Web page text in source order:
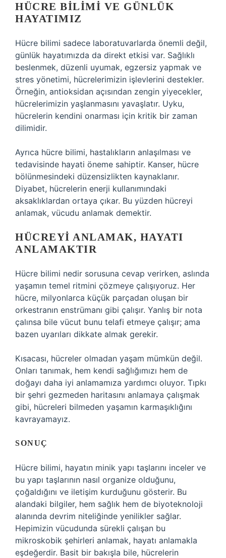
HÜCRE BILIMI VE GÜNLÜK
HAYATIMIZ
Hücre bilimi sadece laboratuvarlarda önemli değil,
günlük hayatımızda da direkt etkisi var. Sağlıklı
beslenmek, düzenli uyumak, egzersiz yapmak ve
stres yönetimi, hücrelerimizin işlevlerini destekler.
Örneğin, antioksidan açısından zengin yiyecekler,
hücrelerimizin yaşlanmasını yavaşlatır. Uyku,
hücrelerin kendini onarması için kritik bir zaman
dilimidir.
Ayrıca hücre bilimi, hastalıkların anlaşılması ve
tedavisinde hayati öneme sahiptir. Kanser, hücre
bölünmesindeki düzensizlikten kaynaklanır.
Diyabet, hücrelerin enerji kullanımındaki
aksaklıklardan ortaya çıkar. Bu yüzden hücreyi
anlamak, vücudu anlamak demektir.
HÜCREYI ANLAMAK, HAYATI
ANLAMAKTIR
Hücre bilimi nedir sorusuna cevap verirken, aslında
yaşamın temel ritmini çözmeye çalışıyoruz. Her
hücre, milyonlarca küçük parçadan oluşan bir
orkestranın enstrümanı gibi çalışır. Yanlış bir nota
çalınsa bile vücut bunu telafi etmeye çalışır; ama
bazen uyarıları dikkate almak gerekir.
Kısacası, hücreler olmadan yaşam mümkün değil.
Onları tanımak, hem kendi sağlığımızı hem de
doğayı daha iyi anlamamıza yardımcı oluyor. Tıpkı
bir şehri gezmeden haritasını anlamaya çalışmak
gibi, hücreleri bilmeden yaşamın karmaşıklığını
kavrayamayız.
SONUÇ
Hücre bilimi, hayatın minik yapı taşlarını inceler ve
bu yapı taşlarının nasıl organize olduğunu,
çoğaldığını ve iletişim kurduğunu gösterir. Bu
alandaki bilgiler, hem sağlık hem de biyoteknoloji
alanında devrim niteliğinde yenilikler sağlar.
Hepimizin vücudunda sürekli çalışan bu
mikroskobik şehirleri anlamak, hayatı anlamakla
eşdeğerdir. Basit bir bakışla bile, hücrelerin